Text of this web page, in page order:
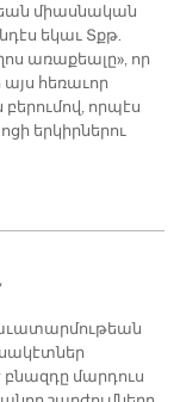
միասնական
եկաւ Տքթ.
առաքեալը», որ
հեռաւոր
որպէս
երկիրներու
բնազդը մարդուս